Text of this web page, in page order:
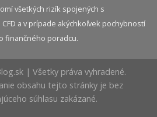
všetkých rizík spojených s
a v prípade akýchkoľvek pochybností
finančného poradcu.
| Všetky práva vyhradené.
obsahu tejto stránky je bez
súhlasu zakázané.